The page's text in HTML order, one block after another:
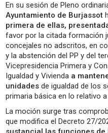
En su sesión de Pleno
Ayuntamiento de Burjassot
primera de ellas,
favor por la citada formación
concejales no adscritos, en
y la abstención del PP y del
Vicepresidencia Primera y
Igualdad y Vivienda a
unidades de igualdad de los
primaria básica en lo relativo
La moción surge tras
que modifica el Decreto 27/